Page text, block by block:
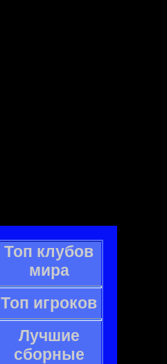
Топ клубов
мира
Топ игроков
Лучшие
сборные